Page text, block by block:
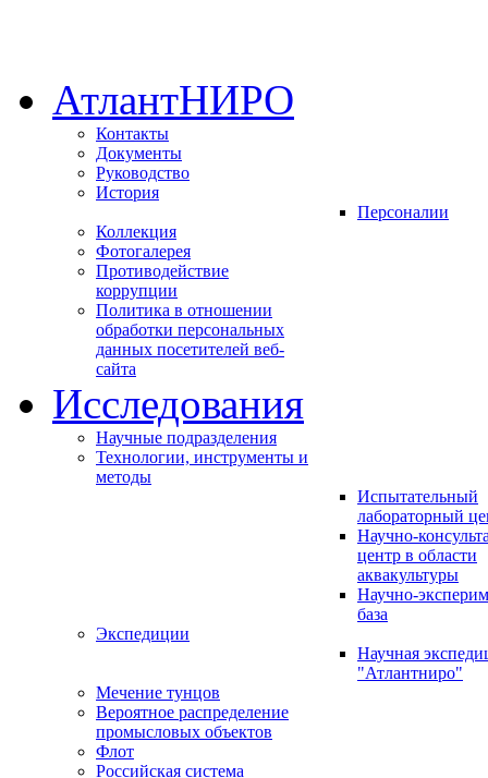
АтлантНИРО
Контакты
Документы
Руководство
История
Персоналии
Коллекция
Фотогалерея
Противодействие
коррупции
Политика в отношении
обработки персональных
данных посетителей веб-
сайта
Исследования
Научные подразделения
Технологии, инструменты и
методы
Испытательный
лабораторный
Научно-
центр в области
аквакультуры
Научно-
база
Экспедиции
Научная
"Атлантниро"
Мечение тунцов
Вероятное распределение
промысловых объектов
Флот
Российская система